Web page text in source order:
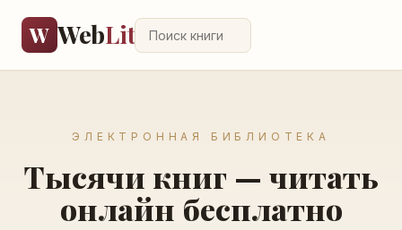
W WebLit
ЭЛЕКТРОННАЯ БИБЛИОТЕКА
Тысячи книг — читать
онлайн бесплатно